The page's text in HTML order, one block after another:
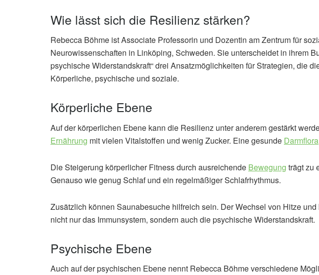
Wie lässt sich die Resilienz stärken?
Rebecca Böhme ist Associate Professorin und Dozentin am Zentrum für
Neurowissenschaften in Linköping, Schweden. Sie unterscheidet in ihrem
psychische Widerstandskraft“ drei Ansatzmöglichkeiten für Strategien, die
Körperliche, psychische und soziale.
Körperliche Ebene
Auf der körperlichen Ebene kann die Resilienz unter anderem gestärkt
Ernährung mit vielen Vitalstoffen und wenig Zucker. Eine gesunde Darmflora
Die Steigerung körperlicher Fitness durch ausreichende Bewegung trägt zu
Genauso wie genug Schlaf und ein regelmäßiger Schlafrhythmus.
Zusätzlich können Saunabesuche hilfreich sein. Der Wechsel von Hitze
nicht nur das Immunsystem, sondern auch die psychische Widerstandskraft.
Psychische Ebene
Auch auf der psychischen Ebene nennt Rebecca Böhme verschiedene